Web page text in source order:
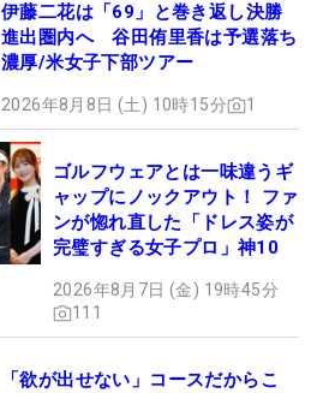
伊藤二花は「69」と巻き返し決勝
進出圏内へ 谷田侑里香は予選落ち
濃厚/米女子下部ツアー
2026年8月8日 (土) 10時15分 1
ゴルフウェアとは一味違うギ
ャップにノックアウト！ ファ
ンが惚れ直した「ドレス姿が
完璧すぎる女子プロ」神10
2026年8月7日 (金) 19時45分
111
「欲が出せない」コースだからこ